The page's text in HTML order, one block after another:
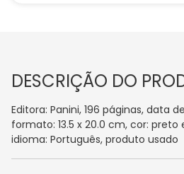
DESCRIÇÃO DO
Editora: Panini, 196 páginas, data
formato: 13.5 x 20.0 cm, cor: preto
idioma: Português, produto usado